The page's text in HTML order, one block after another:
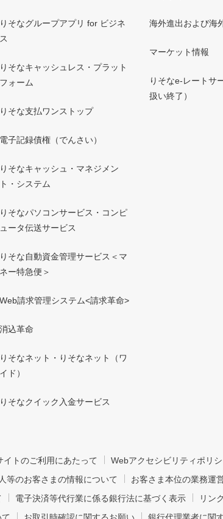
りそなグループアプリ for ビジネ
ス
りそなキャッシュレス・プラット
フォーム
りそな支払ワンストップ
電子記録債権（でんさい）
りそなキャッシュ・マネジメン
ト・システム
りそなパソコンサービス・コンピ
ュータ伝送サービス
りそな自動資金管理サービス＜マ
ネー特急便＞
Web請求管理システム<請求革命>
消込革命
りそなネット・りそなネット（ワ
イド）
りそなクイック入金サービス
海外進出および海
マーケット情報
りそなe-レートサ
扱い終了）
イトのご利用にあたって Webアクセシビリティポリ
等のお客さまの情報について お客さま本位の業務運
電子決済等代行業に係る銀行法に基づく表示 リン